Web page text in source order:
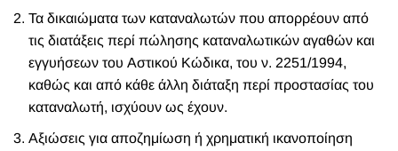
Τα δικαιώματα των καταναλωτών που απορρέουν από
τις διατάξεις περί πώλησης καταναλωτικών αγαθών και
εγγυήσεων του Αστικού Κώδικα, του ν. 2251/1994,
καθώς και από κάθε άλλη διάταξη περί προστασίας του
καταναλωτή, ισχύουν ως έχουν.
Αξιώσεις για αποζημίωση ή χρηματική ικανοποίηση